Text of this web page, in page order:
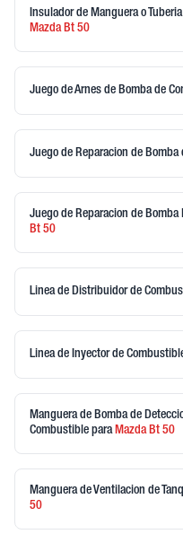
Insulador de Manguera o
MazdaBt 50
Juego de Arnes de Bomba de
Juego de Reparacion de Bomba
Juego de Reparacion de
Bt 50
Linea de Distribuidor de
Linea de Inyector de
Manguera de Bomba de
Combustible paraMazdaBt 50
Manguera de Ventilacion de
50